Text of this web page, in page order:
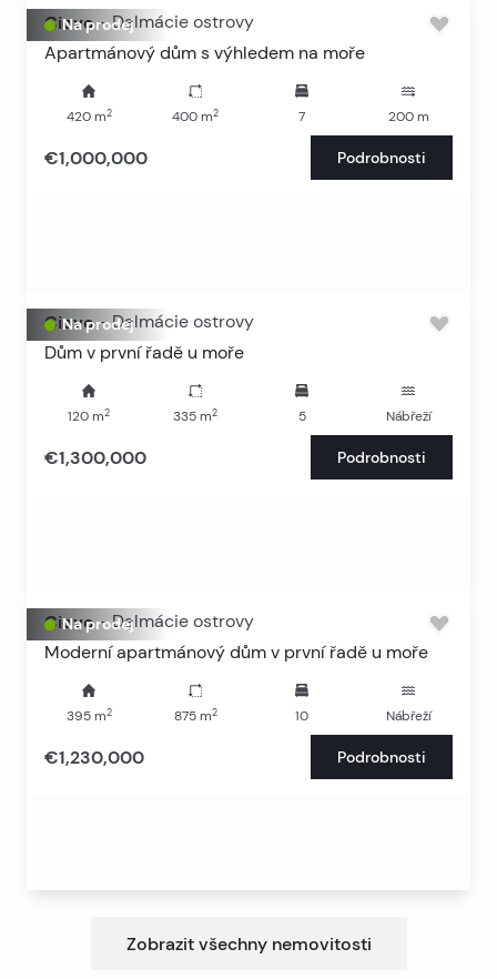
Na prodej
Ciovo - Dalmácie ostrovy
Apartmánový dům s výhledem na moře
420m2 400 m2 7 200m
€1,000,000 Podrobnosti
Na prodej
Ciovo - Dalmácie ostrovy
Dům v první řadě u moře
120 m2 335 m2 5 Nábřeží
€1,300,000 Podrobnosti
Na prodej
Ciovo - Dalmácie ostrovy
Moderní apartmánový dům v první řadě u moře
395m2 875m2 10 Nábřeží
€1,230,000 Podrobnosti
Zobrazit všechny nemovitosti